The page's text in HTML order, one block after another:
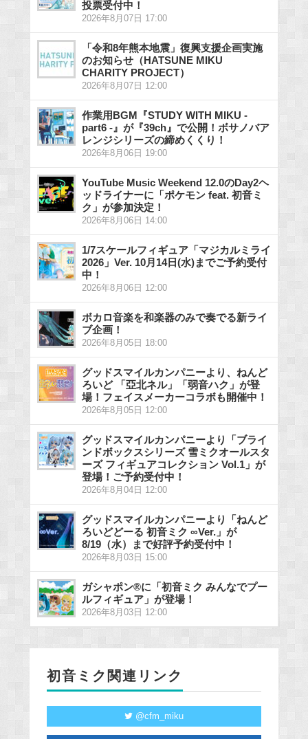
投票受付中！
2026年8月07日 17:00
「令和8年熊本地震」復興支援企画実施
のお知らせ（HATSUNE MIKU
CHARITY PROJECT）
2026年8月07日 12:00
作業用BGM『STUDY WITH MIKU -
part6 -』が『39ch』で公開！ボサノバア
レンジシリーズの締めくくり！
2026年8月06日 19:00
YouTube Music Weekend 12.0のDay2ヘ
ッドライナーに「ポケモン feat. 初音ミ
ク」が参加決定！
2026年8月06日 14:00
1/7スケールフィギュア「マジカルミライ
2026」Ver. 10月14日(水)までご予約受付
中！
2026年8月06日 12:00
ボカロ音楽を和楽器のみで奏でる新ライ
ブ企画！
2026年8月05日 18:00
グッドスマイルカンパニーより、ねんど
ろいど 「亞北ネル」「弱音ハク」が登
場！フェイスメーカーコラボも開催中！
2026年8月05日 12:00
グッドスマイルカンパニーより「ブライ
ンドボックスシリーズ 雪ミクオールスタ
ーズ フィギュアコレクション Vol.1」が
登場！ご予約受付中！
2026年8月04日 12:00
グッドスマイルカンパニーより「ねんど
ろいどどーる 初音ミク ∞Ver.」が
8/19（水）まで好評予約受付中！
2026年8月03日 15:00
ガシャポン®に「初音ミク みんなでプー
ルフィギュア」が登場！
2026年8月03日 12:00
初音ミク関連リンク
@cfm_miku